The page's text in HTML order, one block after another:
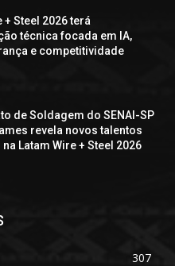
+ Steel 2026 terá
técnica focada em IA,
e competitividade
de Soldagem do SENAI-SP
revela novos talentos
Latam Wire + Steel 2026
307